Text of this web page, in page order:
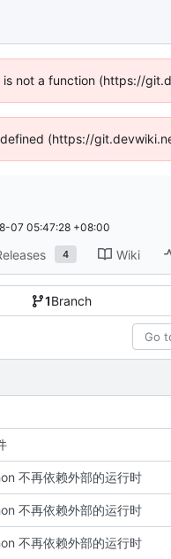
not a function (https://
(https://
07 05:47:28 +08:00
4 Wiki
1Branch
不再依赖外部的运行时
不再依赖外部的运行时
不再依赖外部的运行时